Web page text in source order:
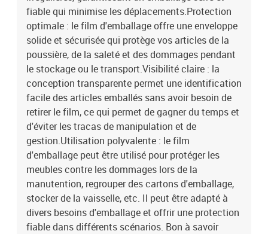
fiable qui minimise les déplacements.Protection
optimale : le film d'emballage offre une enveloppe
solide et sécurisée qui protège vos articles de la
poussière, de la saleté et des dommages pendant
le stockage ou le transport.Visibilité claire : la
conception transparente permet une identification
facile des articles emballés sans avoir besoin de
retirer le film, ce qui permet de gagner du temps et
d'éviter les tracas de manipulation et de
gestion.Utilisation polyvalente : le film
d'emballage peut être utilisé pour protéger les
meubles contre les dommages lors de la
manutention, regrouper des cartons d'emballage,
stocker de la vaisselle, etc. Il peut être adapté à
divers besoins d'emballage et offrir une protection
fiable dans différents scénarios. Bon à savoir